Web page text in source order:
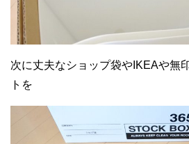
次に丈夫なショップ袋やIKEAや無
トを